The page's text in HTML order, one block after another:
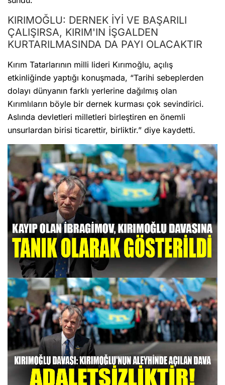
KIRIMOĞLU: DERNEK İYİ VE BAŞARILI
ÇALIŞIRSA, KIRIM'IN İŞGALDEN
KURTARILMASINDA DA PAYI OLACAKTIR
Kırım Tatarlarının milli lideri Kırımoğlu, açılış
etkinliğinde yaptığı konuşmada, “Tarihi sebeplerden
dolayı dünyanın farklı yerlerine dağılmış olan
Kırımlıların böyle bir dernek kurması çok sevindirici.
Aslında devletleri milletleri birleştiren en önemli
unsurlardan birisi ticarettir, birliktir.” diye kaydetti.